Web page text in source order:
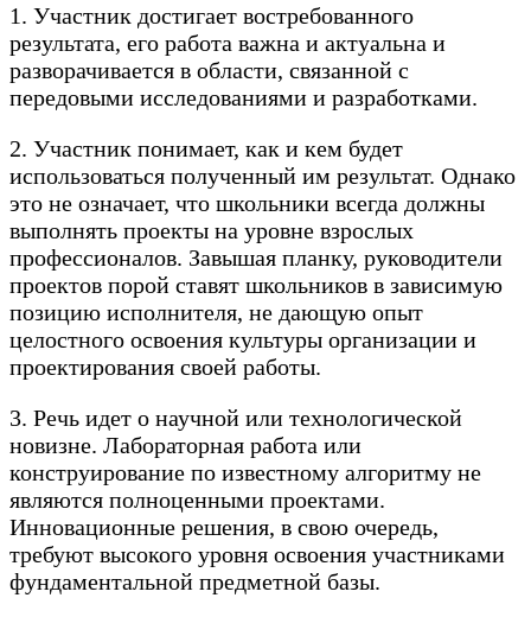
1. Участник достигает востребованного
результата, его работа важна и актуальна и
разворачивается в области, связанной с
передовыми исследованиями и разработками.
2. Участник понимает, как и кем будет
использоваться полученный им результат. Однако
это не означает, что школьники всегда должны
выполнять проекты на уровне взрослых
профессионалов. Завышая планку, руководители
проектов порой ставят школьников в зависимую
позицию исполнителя, не дающую опыт
целостного освоения культуры организации и
проектирования своей работы.
3. Речь идет о научной или технологической
новизне. Лабораторная работа или
конструирование по известному алгоритму не
являются полноценными проектами.
Инновационные решения, в свою очередь,
требуют высокого уровня освоения участниками
фундаментальной предметной базы.